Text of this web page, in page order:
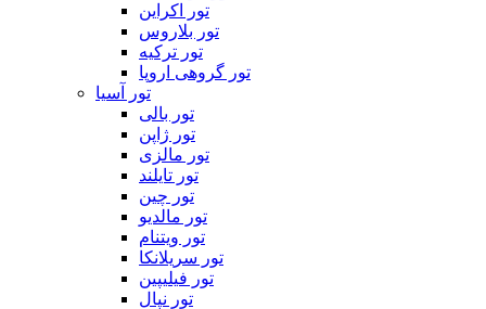
تور اکراین
تور بلاروس
تور ترکیه
تور گروهی اروپا
تور آسیا
تور بالی
تور ژاپن
تور مالزی
تور تایلند
تور چین
تور مالدیو
تور ویتنام
تور سریلانکا
تور فیلیپین
تور نپال